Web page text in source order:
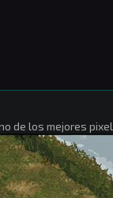
de los mejores